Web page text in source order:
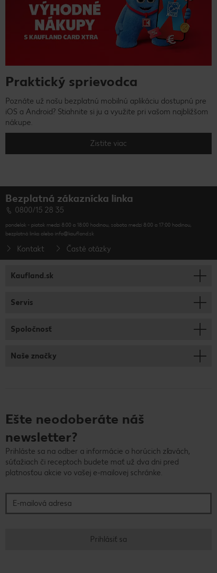
Praktický sprievodca
Poznáte už našu bezplatnú mobilnú aplikáciu dostupnú pre
iOS a Android? Stiahnite si ju a využite pri vašom najbližšom
nákupe.
Zistite viac
Bezplatná zákaznícka linka
0800/15 28 35
pondelok - piatok medzi 8:00 a 18:00 hodinou, sobota medzi 8:00 a 17:00 hodinou,
bezplatná linka alebo info@kaufland.sk
Kontakt Časté otázky
Kaufland.sk
Servis
Spoločnosť
Naše značky
Ešte neodoberáte náš
newsletter?
Prihláste sa na odber a informácie o horúcich zľavách,
súťažiach či receptoch budete mať už dva dni pred
platnosťou akcie vo vašej e-mailovej schránke.
Prihlásiť sa